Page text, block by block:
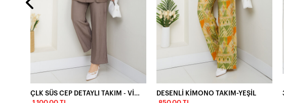
ÇLK SÜS CEP DETAYLI TAKIM - VİZON
DESENLİ KİMONO TAKIM-YEŞİL